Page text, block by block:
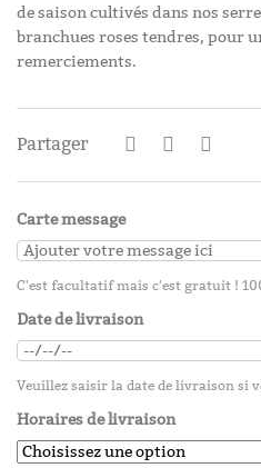
de saison cultivés dans nos
branchues roses tendres, pour
remerciements.
Partager
Carte message
C'est facultatif mais c'est gratuit !
Date de livraison
Veuillez saisir la date de livraison si
Horaires de livraison